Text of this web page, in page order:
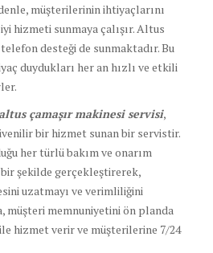
müşterilerinin ihtiyaçlarını
hizmeti sunmaya çalışır. Altus
desteği de sunmaktadır. Bu
duydukları her an hızlı ve etkili
çamaşır makinesi servisi,
bir hizmet sunan bir servistir.
her türlü bakım ve onarım
şekilde gerçekleştirerek,
uzatmayı ve verimliliğini
müşteri memnuniyetini ön planda
hizmet verir ve müşterilerine 7/24